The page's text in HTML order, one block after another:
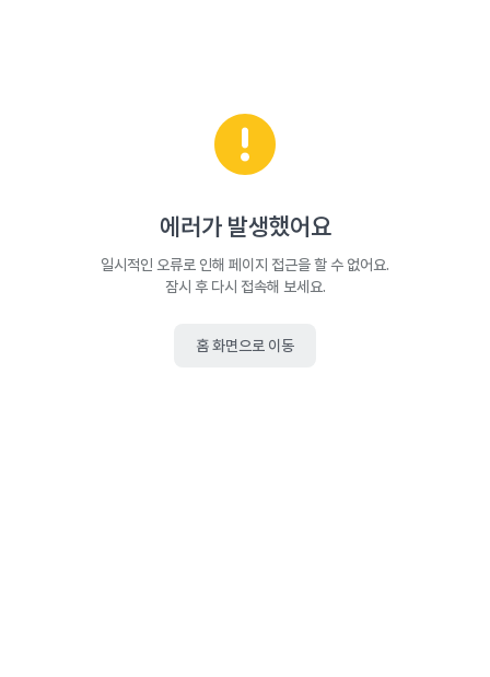
에러가 발생했어요
일시적인 오류로 인해 페이지 접근을 할 수 없어요.
잠시 후 다시 접속해 보세요.
홈 화면으로 이동